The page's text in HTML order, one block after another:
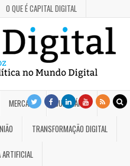
O QUE É CAPITAL DIGITAL
MERCADO JUDICIÁRIO
TRANSFORMAÇÃO DIGITAL
ARTIFICIAL